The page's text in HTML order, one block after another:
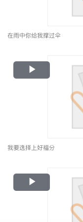
在雨中你给我撑过伞
Play
Video
我要选择上好福分
Play
Video